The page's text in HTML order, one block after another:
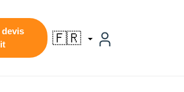
devis
🇫🇷